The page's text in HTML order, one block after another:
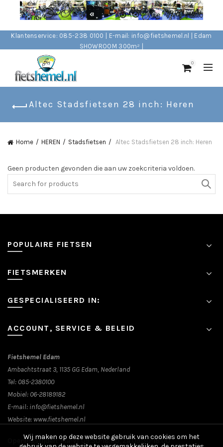
Klantenservice: 085-238 0100 | E-mail: info@fietshemel.nl | Edam
SHOWROOM 300m² |
0
Altec Stadsfietsen 28 inch: Heren
Home HEREN Stadsfietsen Altec Stadsfietsen 28 inch: Heren
Geen producten gevonden die aan uw zoekcriteria voldoen.
POPULAIRE FIETSEN
FIETSMERKEN
GESPECIALISEERD IN:
ACCOUNT, SERVICE & BELEID
Fietshemel Edam
Ambachtstraat 3, 1135 GG Edam, Nederland
Tel: 085-2380100
Mobiel: 06-28189182
E-mail: info@fietshemel.nl
Website: www.fietshemel.nl
Openingstijden: Ma-Vr 09:30-18:00, Za 09:30-18:00
Wij maken op deze website gebruik van cookies om het